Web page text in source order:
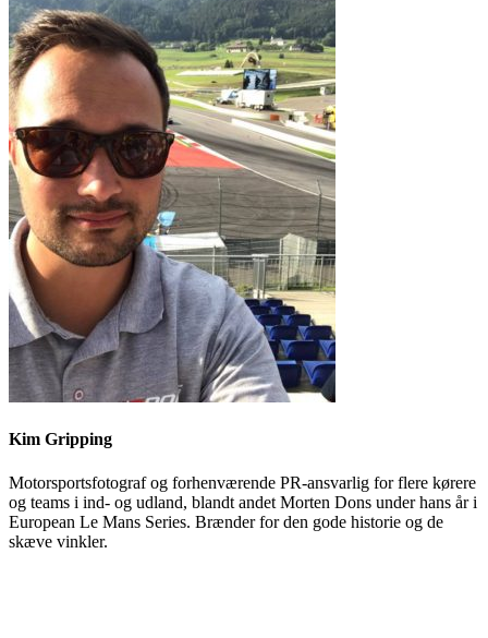
Kim Gripping
Motorsportsfotograf og forhenværende PR-ansvarlig for flere kørere
og teams i ind- og udland, blandt andet Morten Dons under hans år i
European Le Mans Series. Brænder for den gode historie og de
skæve vinkler.